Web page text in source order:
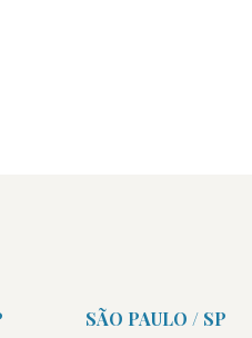
SÃO PAULO / SP